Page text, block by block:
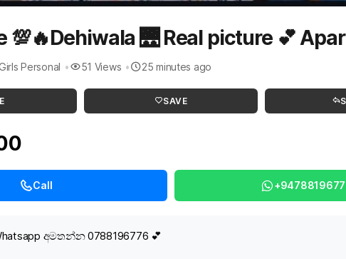
💯🔥Dehiwala 🌉 Real picture 💕
Girls Personal 51 Views 25 minutes ago
SAVE
Call
අමතන්න 0788196776 💕